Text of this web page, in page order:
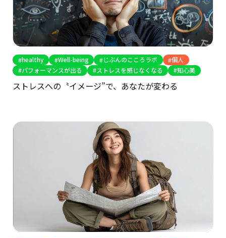
healthy Well-being じぶんのこころラボ
個人
パフォーマンスが出る
ストレスを感じなくなる 知心美
ストレスへの〝イメージ”で、あなたが変わる